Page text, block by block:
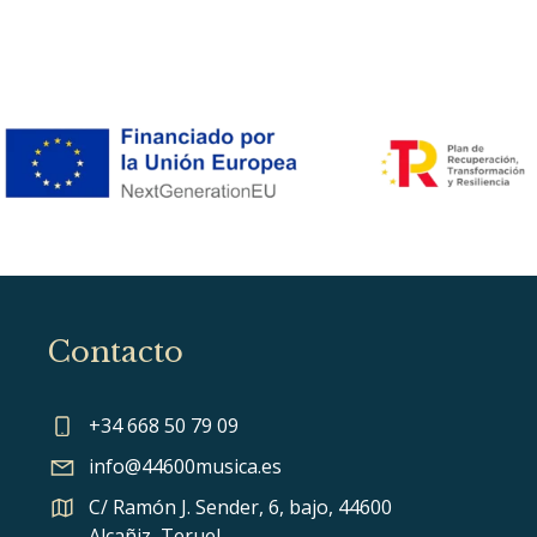
Contacto
+34 668 50 79 09
info@44600musica.es
C/ Ramón J. Sender, 6, bajo, 44600